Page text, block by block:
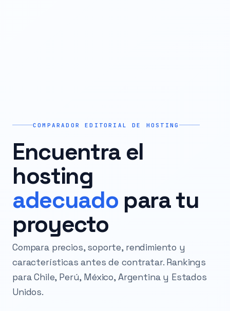
COMPARADOR EDITORIAL DE HOSTING
Encuentra el
hosting
adecuado para tu
proyecto
Compara precios, soporte, rendimiento y
características antes de contratar. Rankings
para Chile, Perú, México, Argentina y Estados
Unidos.